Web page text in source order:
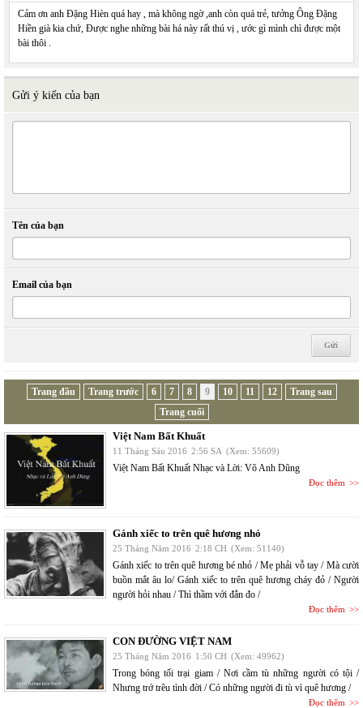
Cảm ơn anh Đặng Hièn quá hay , mà không ngờ ,anh còn quá trẻ, tưởng Ông Đặng
Hiền già kia chứ, Được nghe những bài há này rất thú vị , ước gì mình chì được một
bài thôi .
Gửi ý kiến của bạn
Tên của bạn
Email của bạn
Trang đầu Trang trước 6 7 8 9 10 11 12
Trang sau
Trang cuối
Việt Nam Bất Khuất
11 Tháng Sáu 2016 2:56 SA (Xem: 55609)
Việt Nam Bất Khuất Nhạc và Lời: Võ Anh Dũng
Đọc thêm
Gánh xiếc to trên quê hương nhỏ
25 Tháng Năm 2016 2:18 CH (Xem: 51140)
Gánh xiếc to trên quê hương bé nhỏ / Mẹ phải vỗ tay / Mà cười
buồn mắt âu lo/ Gánh xiếc to trên quê hương cháy đỏ / Người
người hỏi nhau / Thì thầm với đắn đo /
Đọc thêm
CON ĐƯỜNG VIỆT NAM
25 Tháng Năm 2016 1:50 CH (Xem: 49962)
Trong bóng tối trại giam / Nơi cầm tù những người có tội /
Nhưng trớ trêu tình đời / Có những người đi tù vì quê hương /
Đọc thêm